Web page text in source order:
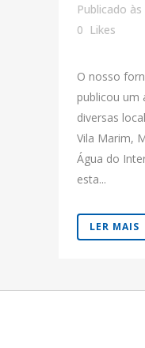
Publicado às
0 Likes
O nosso
publicou um
diversas
Vila Marim,
Água do
esta...
LER MAIS